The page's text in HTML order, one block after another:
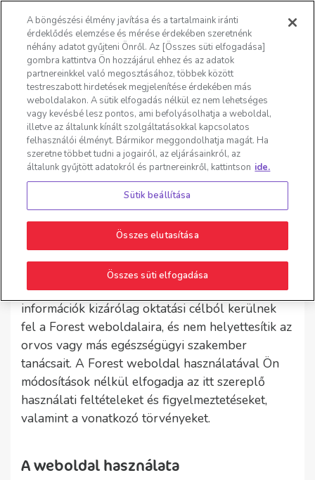
Változtasson helyet
Feltételek
Jogi nyilatkozat
A Forest Laboratories Europe és („Forest”)
üzletágai, a Forest Laboratories UK, a Forest
Ireland és a Forest Tosara bizonyos
weboldalakat (a továbbiakban: „Forest
weboldalak”) üzemeltetnek személyes
tájékoztatás és oktatás céljából. Az egészségügyi
információk kizárólag oktatási célból kerülnek
fel a Forest weboldalaira, és nem helyettesítik az
orvos vagy más egészségügyi szakember
tanácsait. A Forest weboldal használatával Ön
módosítások nélkül elfogadja az itt szereplő
használati feltételeket és figyelmeztetéseket,
valamint a vonatkozó törvényeket.
A weboldal használata
A böngészési élmény javítása és a tartalmaink iránti
érdeklődés elemzése és mérése érdekében szeretnénk
néhány adatot gyűjteni Önről. Az [Összes süti elfogadása]
gombra kattintva Ön hozzájárul ehhez és az adatok
partnereinkkel való megosztásához, többek között
testreszabott hirdetések megjelenítése érdekében más
weboldalakon. A sütik elfogadás nélkül ez nem lehetséges
vagy kevésbé lesz pontos, ami befolyásolhatja a weboldal,
illetve az általunk kínált szolgáltatásokkal kapcsolatos
felhasználói élményt. Bármikor meggondolhatja magát. Ha
szeretne többet tudni a jogairól, az eljárásainkról, az
általunk gyűjtött adatokról és partnereinkről, kattintson ide.
Sütik beállítása
Összes elutasítása
Összes süti elfogadása